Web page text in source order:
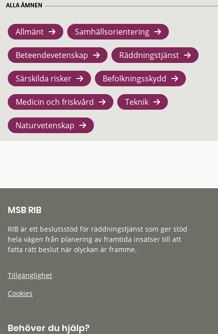
ALLA ÄMNEN
Allmänt Samhällsorientering
Beteendevetenskap Räddningstjänst
Särskilda risker Befolkningsskydd
Medicin och friskvård Teknik
Naturvetenskap
MSB RIB
RIB är ett beslutsstöd för räddningstjänst som ger stöd
hela vägen från planering av framtida insatser till att
fatta rätt beslut när olyckan är framme.
Tillgänglighet
Cookies
Behöver du hjälp?